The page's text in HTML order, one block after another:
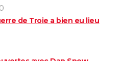
de Troie a bien eu lieu